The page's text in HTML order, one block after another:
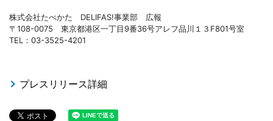
株式会社たべかた DELIFAS!事業部 広報
〒108-0075 東京都港区一丁目9番36号アレフ品川１３F801号室
TEL：03-3525-4201
プレスリリース詳細